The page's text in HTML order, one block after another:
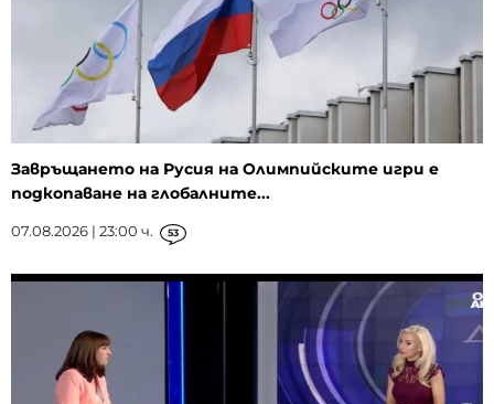
Завръщането на Русия на Олимпийските игри е
подкопаване на глобалните...
07.08.2026 | 23:00 ч. 53